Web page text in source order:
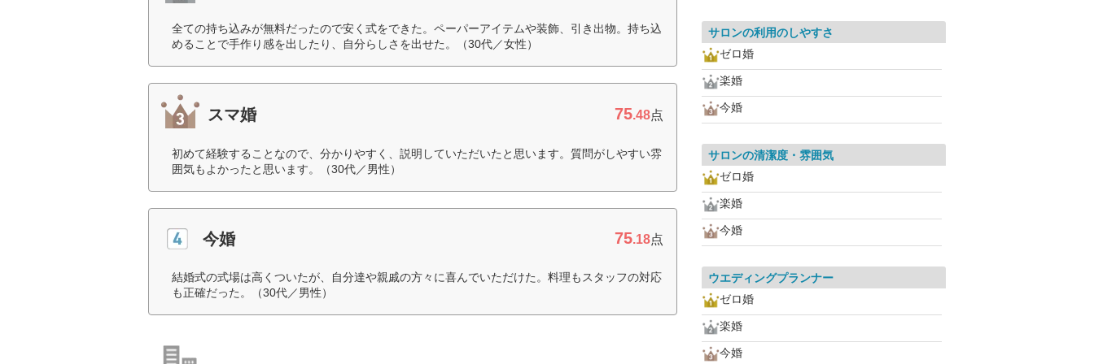
全ての持ち込みが無料だったので安く式をできた。ペーパーアイテムや装飾、引き出物。持ち込
めることで手作り感を出したり、自分らしさを出せた。（30代／女性）
スマ婚 75.48点
初めて経験することなので、分かりやすく、説明していただいたと思います。質問がしやすい雰
囲気もよかったと思います。（30代／男性）
今婚 75.18点
結婚式の式場は高くついたが、自分達や親戚の方々に喜んでいただけた。料理もスタッフの対応
も正確だった。（30代／男性）
サロンの利用のしやすさ
ゼロ婚
楽婚
今婚
サロンの清潔度・雰囲気
ゼロ婚
楽婚
今婚
ウエディングプランナー
ゼロ婚
楽婚
今婚